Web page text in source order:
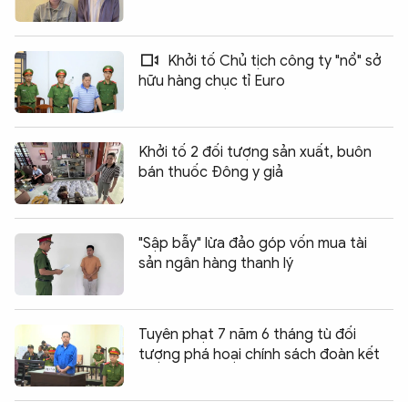
Khởi tố Chủ tịch công ty "nổ" sở
hữu hàng chục tỉ Euro
Khởi tố 2 đối tượng sản xuất, buôn
bán thuốc Đông y giả
"Sập bẫy" lừa đảo góp vốn mua tài
sản ngân hàng thanh lý
Tuyên phạt 7 năm 6 tháng tù đối
tượng phá hoại chính sách đoàn kết